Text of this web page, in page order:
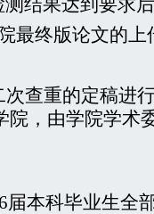
结果达到要求
最终版论文的
查重的定稿进
院，由学院学术
届本科毕业生全